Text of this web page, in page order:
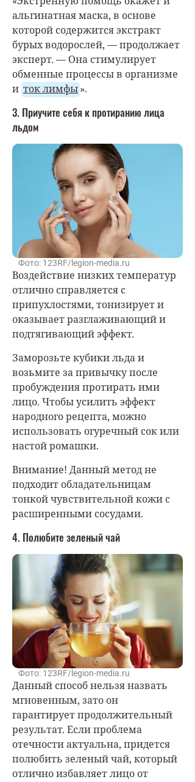
альгинатная маска, в основе
которой содержится экстракт
бурых водорослей, — продолжает
эксперт. — Она стимулирует
обменные процессы в организме
и ток лимфы».
3. Приучите себя к протиранию лица
льдом
Фото: 123RF/legion-media.ru
Воздействие низких температур
отлично справляется с
припухлостями, тонизирует и
оказывает разглаживающий и
подтягивающий эффект.
Заморозьте кубики льда и
возьмите за привычку после
пробуждения протирать ими
лицо. Чтобы усилить эффект
народного рецепта, можно
использовать огуречный сок или
настой ромашки.
Внимание! Данный метод не
подходит обладательницам
тонкой чувствительной кожи с
расширенными сосудами.
4. Полюбите зеленый чай
Фото: 123RF/legion-media.ru
Данный способ нельзя назвать
мгновенным, зато он
гарантирует продолжительный
результат. Если проблема
отечности актуальна, придется
полюбить зеленый чай, который
отлично избавляет лицо от